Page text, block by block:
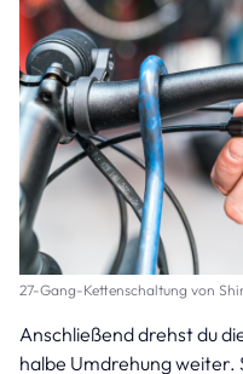
27-Gang-Kettenschaltung von
Anschließend drehst du
halbe Umdrehung weiter.